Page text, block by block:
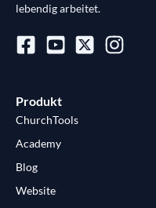
lebendig arbeitet.
Produkt
ChurchTools
Academy
Blog
Website